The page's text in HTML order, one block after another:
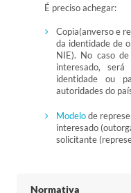
É preciso achegar:
Copia(anverso e
da identidade de
NIE). No caso
interesado,
identidade ou
autoridades do
Modelode
interesado
solicitante
Normativa